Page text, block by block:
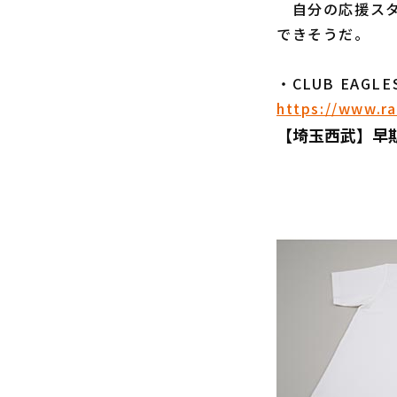
自分の応援ス
できそうだ。
・CLUB
https://
【埼玉西武】